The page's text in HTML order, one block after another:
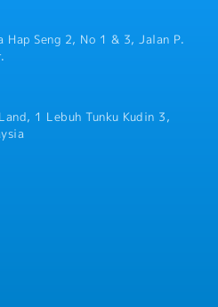
Seng 2, No 1 & 3, Jalan P.
1 Lebuh Tunku Kudin 3,